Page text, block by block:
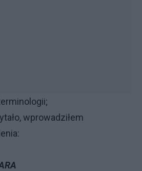
wprowadziłem